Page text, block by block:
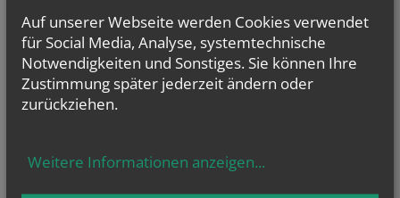
Auf unserer Webseite werden Cookies verwendet
für Social Media, Analyse, systemtechnische
Notwendigkeiten und Sonstiges. Sie können Ihre
Zustimmung später jederzeit ändern oder
zurückziehen.
Weitere Informationen anzeigen...